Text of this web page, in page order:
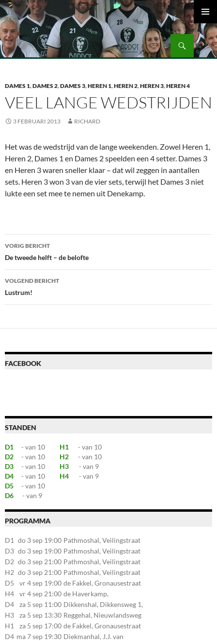
Ga
naar
de
inhoud
Volleybalvereniging Vips Bardot
Zoeken
MENU
DAMES 1,DAMES 2,DAMES 3,HEREN 1,HEREN 2,HEREN 3,HEREN 4
VEEL LANGE WEDSTRIJDEN
3 FEBRUARI 2013 RICHARD
Het was de wedstrijd van de lange weekenden. Zowel Heren 1,
Heren 2, Dames 1 en Dames 2 speelden een 4 setter. Dames 3
en Heren 3 waren sneller klaar – dat wil zeggen in aantallen
sets. Heren 3 won 3 van de vier sets, terwijl het Dames 3 niet
lukte een set mee te nemen uit Denekamp.
Bericht
navigatie
VORIG BERICHT
De tweede helft – de belofte
VOLGEND BERICHT
Lustrum!
FACEBOOK
STANDEN
D1 - van 10 H1
- van 10
D2
- van 10 H2
- van 10
D3
- van 10 H3
- van 9
D4
- van 10 H4
- van 9
D5
- van 10
D6
- van 9
PROGRAMMA
D1 do 3 sep 19:00 Pathmoshal, Veilingstraat
20, 7545LZ Enschede
D3 do 3 sep 19:00 Pathmoshal, Veilingstraat
20, 7545LZ Enschede
D2 do 3 sep 21:00 Pathmoshal, Veilingstraat
20, 7545LZ Enschede
H2 do 3 sep 21:00 Pathmoshal, Veilingstraat
20, 7545LZ Enschede
D5 vr 4 sep 19:00 de Fakkel, Gronausestraat
107, 7581CE Losser
H4 vr 4 sep 21:00 de Haverkamp,
Stationsstraat 30, 7475AM
Markelo
D4 za 5 sep 11:00 Dikkenshal, Dikkensweg 1,
7641CC Wierden
H3 za 5 sep 13:30 Reggehal, Nieuwlandsweg
1, 7461VP Rijssen
H1 za 5 sep 17:00 de Fakkel, Gronausestraat
107, 7581CE Losser
D4 ma 7 sep 19:30 Diekmanhal, J.J. van